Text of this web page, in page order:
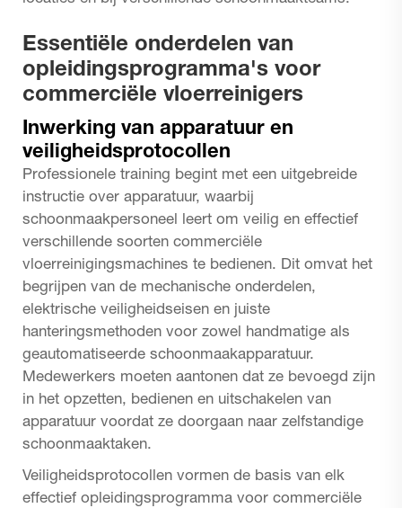
Essentiële onderdelen van
opleidingsprogramma's voor
commerciële vloerreinigers
Inwerking van apparatuur en
veiligheidsprotocollen
Professionele training begint met een uitgebreide
instructie over apparatuur, waarbij
schoonmaakpersoneel leert om veilig en effectief
verschillende soorten commerciële
vloerreinigingsmachines te bedienen. Dit omvat het
begrijpen van de mechanische onderdelen,
elektrische veiligheidseisen en juiste
hanteringsmethoden voor zowel handmatige als
geautomatiseerde schoonmaakapparatuur.
Medewerkers moeten aantonen dat ze bevoegd zijn
in het opzetten, bedienen en uitschakelen van
apparatuur voordat ze doorgaan naar zelfstandige
schoonmaaktaken.
Veiligheidsprotocollen vormen de basis van elk
effectief opleidingsprogramma voor commerciële